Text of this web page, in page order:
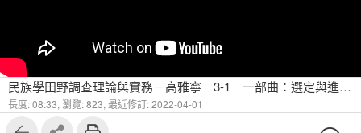
民族學田野調查理論與實務－高雅寧 3-1 一部曲：選定與進入田野點
長度: 08:33, 瀏覽: 823, 最近修訂: 2022-04-01